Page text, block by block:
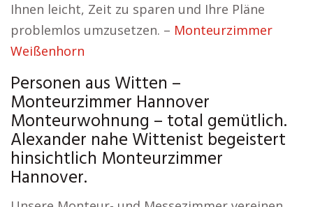
Ihnen leicht, Zeit zu sparen und Ihre Pläne
problemlos umzusetzen. – Monteurzimmer
Weißenhorn
Personen aus Witten –
Monteurzimmer Hannover
Monteurwohnung – total gemütlich.
Alexander nahe Wittenist begeistert
hinsichtlich Monteurzimmer
Hannover.